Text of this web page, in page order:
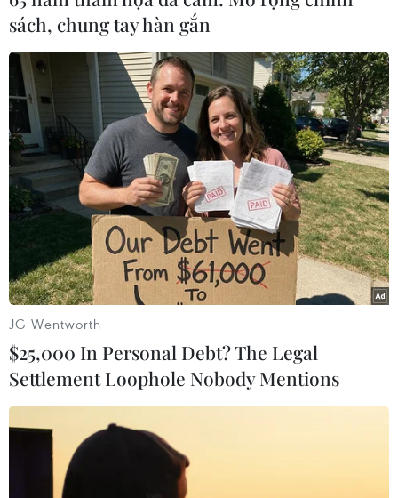
Tổng giám đốc TTXVN Vũ Việt Trang tặng sách ảnh cho các đại
biểu. (Ảnh: Minh Quyết/TTXVN)
sách, chung tay hàn gắn
JG Wentworth
$25,000 In Personal Debt? The Legal
Settlement Loophole Nobody Mentions